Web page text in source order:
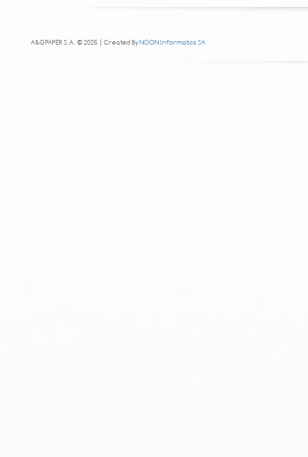
A&G PAPER S.A. © 2025 | Created ByNOON Informatics SA